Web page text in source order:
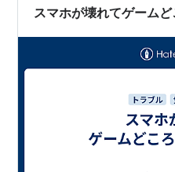
い。そんなもんか。 なんと
スマホが壊れてゲーム